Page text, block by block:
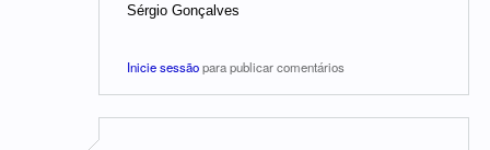
Sérgio Gonçalves
Inicie sessãopara publicar comentários